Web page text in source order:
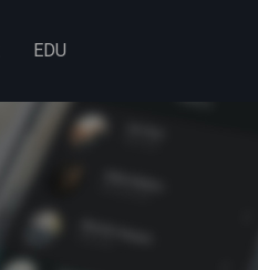
EDU